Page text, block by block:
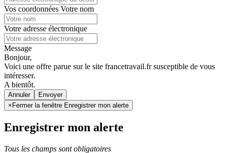
Vos coordonnées Votre nom
Votre adresse électronique
Message
Bonjour,
Voici une offre parue sur le site francetravail.fr susceptible de vous
intéresser.
A bientôt.
Annuler
× Fermer la fenêtre Enregistrer mon alerte
Enregistrer mon alerte
Tous les champs sont obligatoires